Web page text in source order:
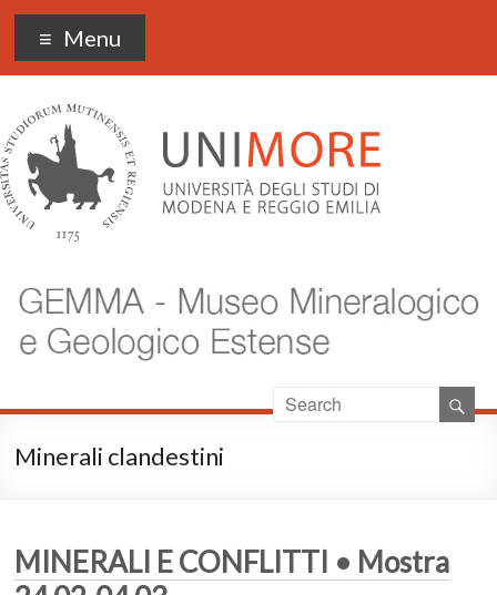
Museo Gemma
Menu
Minerali clandestini
MINERALI E CONFLITTI • Mostra